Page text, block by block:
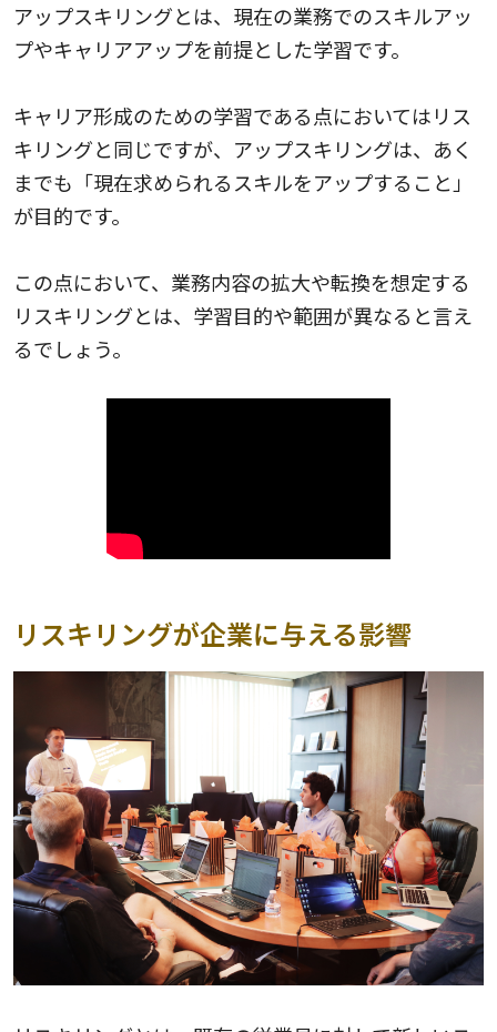
アップスキリングとは、現在の業務でのスキルアッ
プやキャリアアップを前提とした学習です。
キャリア形成のための学習である点においてはリス
キリングと同じですが、アップスキリングは、あく
までも「現在求められるスキルをアップすること」
が目的です。
この点において、業務内容の拡大や転換を想定する
リスキリングとは、学習目的や範囲が異なると言え
るでしょう。
リスキリングが企業に与える影響